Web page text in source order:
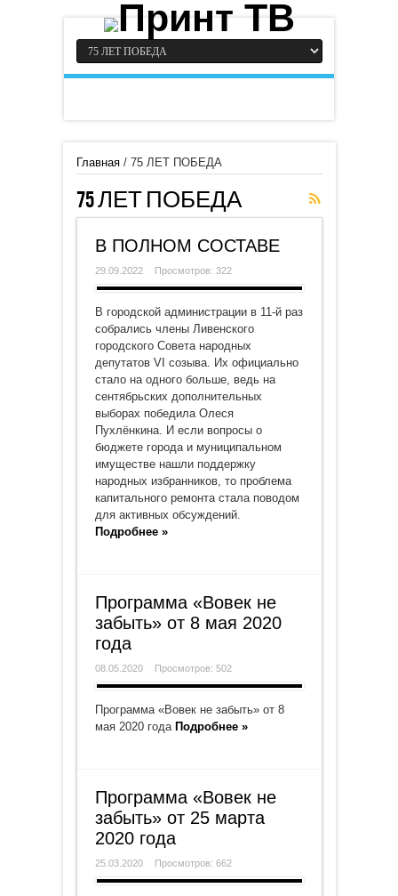
Главная/ 75 ЛЕТ ПОБЕДА
75 ЛЕТ ПОБЕДА
В ПОЛНОМ СОСТАВЕ
29.09.2022 Просмотров: 322
В городской администрации в 11-й раз
собрались члены Ливенского
городского Совета народных
депутатов VI созыва. Их официально
стало на одного больше, ведь на
сентябрьских дополнительных
выборах победила Олеся
Пухлёнкина. И если вопросы о
бюджете города и муниципальном
имуществе нашли поддержку
народных избранников, то проблема
капитального ремонта стала поводом
для активных обсуждений.
Подробнее »
Программа «Вовек не
забыть» от 8 мая 2020
года
08.05.2020 Просмотров: 502
Программа «Вовек не забыть» от 8
мая 2020 года Подробнее »
Программа «Вовек не
забыть» от 25 марта
2020 года
25.03.2020 Просмотров: 662